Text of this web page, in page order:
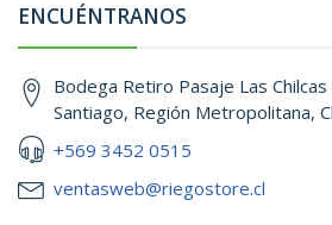
ENCUÉNTRANOS
Bodega Retiro Pasaje Las
Santiago, Región Metropolitana,
+569 3452 0515
ventasweb@riegostore.cl